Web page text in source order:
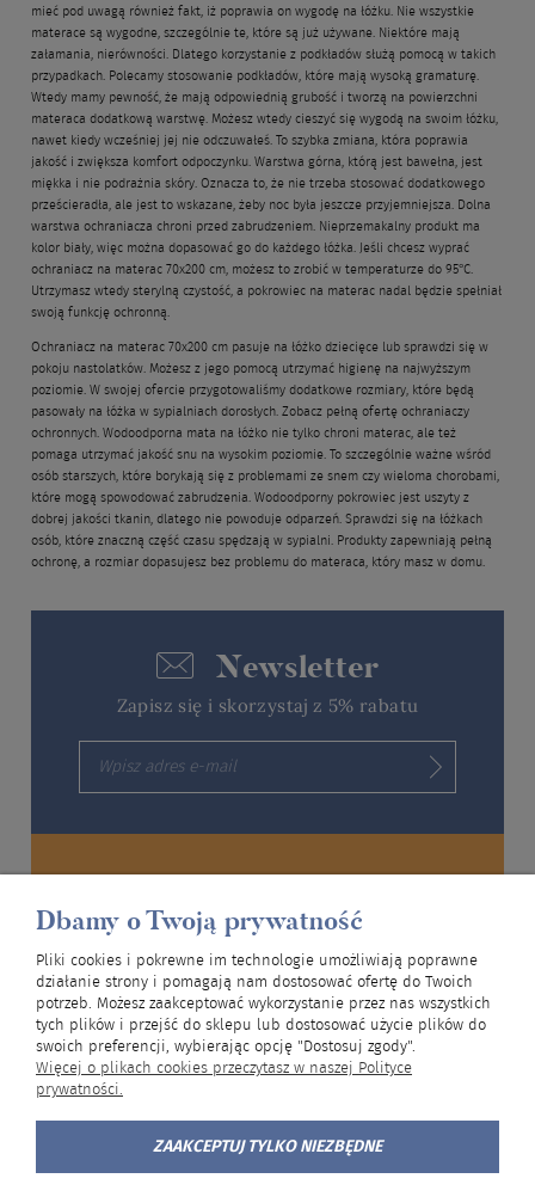
mieć pod uwagą również fakt, iż poprawia on wygodę na łóżku. Nie wszystkie
materace są wygodne, szczególnie te, które są już używane. Niektóre mają
załamania, nierówności. Dlatego korzystanie z podkładów służą pomocą w takich
przypadkach. Polecamy stosowanie podkładów, które mają wysoką gramaturę.
Wtedy mamy pewność, że mają odpowiednią grubość i tworzą na powierzchni
materaca dodatkową warstwę. Możesz wtedy cieszyć się wygodą na swoim łóżku,
nawet kiedy wcześniej jej nie odczuwałeś. To szybka zmiana, która poprawia
jakość i zwiększa komfort odpoczynku. Warstwa górna, którą jest bawełna, jest
miękka i nie podrażnia skóry. Oznacza to, że nie trzeba stosować dodatkowego
prześcieradła, ale jest to wskazane, żeby noc była jeszcze przyjemniejsza. Dolna
warstwa ochraniacza chroni przed zabrudzeniem. Nieprzemakalny produkt ma
kolor biały, więc można dopasować go do każdego łóżka. Jeśli chcesz wyprać
ochraniacz na materac 70x200 cm, możesz to zrobić w temperaturze do 95°C.
Utrzymasz wtedy sterylną czystość, a pokrowiec na materac nadal będzie spełniał
swoją funkcję ochronną.
Ochraniacz na materac 70x200 cm pasuje na łóżko dziecięce lub sprawdzi się w
pokoju nastolatków. Możesz z jego pomocą utrzymać higienę na najwyższym
poziomie. W swojej ofercie przygotowaliśmy dodatkowe rozmiary, które będą
pasowały na łóżka w sypialniach dorosłych. Zobacz pełną ofertę ochraniaczy
ochronnych. Wodoodporna mata na łóżko nie tylko chroni materac, ale też
pomaga utrzymać jakość snu na wysokim poziomie. To szczególnie ważne wśród
osób starszych, które borykają się z problemami ze snem czy wieloma chorobami,
które mogą spowodować zabrudzenia. Wodoodporny pokrowiec jest uszyty z
dobrej jakości tkanin, dlatego nie powoduje odparzeń. Sprawdzi się na łóżkach
osób, które znaczną część czasu spędzają w sypialni. Produkty zapewniają pełną
ochronę, a rozmiar dopasujesz bez problemu do materaca, który masz w domu.
Newsletter
Zapisz się i skorzystaj z 5% rabatu
Zrób zakupy za ponad 299 zł, a przesyłkę
otrzymasz za darmo
Przesyłki dostarczają:
Klientów on-line: 18
Dbamy o Twoją prywatność
Pliki cookies i pokrewne im technologie umożliwiają poprawne
działanie strony i pomagają nam dostosować ofertę do Twoich
potrzeb. Możesz zaakceptować wykorzystanie przez nas wszystkich
tych plików i przejść do sklepu lub dostosować użycie plików do
swoich preferencji, wybierając opcję "Dostosuj zgody".
Więcej o plikach cookies przeczytasz w naszej Polityce
prywatności.
ZAAKCEPTUJ TYLKO NIEZBĘDNE